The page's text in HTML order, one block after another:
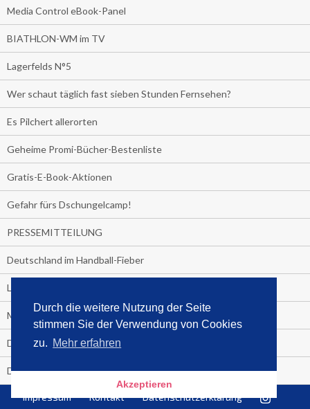
Durch die weitere Nutzung der Seite
stimmen Sie der Verwendung von Cookies
zu. Mehr erfahren
Akzeptieren
Media Control eBook-Panel
BIATHLON-WM im TV
Lagerfelds N°5
Wer schaut täglich fast sieben Stunden Fernsehen?
Es Pilchert allerorten
Geheime Promi-Bücher-Bestenliste
Gratis-E-Book-Aktionen
Gefahr fürs Dschungelcamp!
PRESSEMITTEILUNG
Deutschland im Handball-Fieber
Libri und Media Control verlängern Vertrag langfristig
Medienquiz:
Deutschlands Jahrescharts 2018
Die TV-Quotenkönige 2018
KNV und Media Control verlängern vorzeitig Zusammenarbeit
Impressum Kontakt Datenschutzerklärung